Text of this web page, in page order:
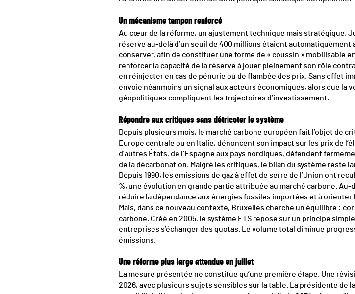
Un mécanisme tampon renforcé
Au cœur de la réforme, un ajustement technique mais stratégique.
réserve au-delà d’un seuil de 400 millions étaient automatiquement
conserver, afin de constituer une forme de « coussin » mobilisable
renforcer la capacité de la réserve à jouer pleinement son rôle
en réinjecter en cas de pénurie ou de flambée des prix. Sans effet
envoie néanmoins un signal aux acteurs économiques, alors que la
géopolitiques compliquent les trajectoires d’investissement.
Répondre aux critiques sans détricoter le système
Depuis plusieurs mois, le marché carbone européen fait l’objet de
Europe centrale ou en Italie, dénoncent son impact sur les prix de
d’autres États, de l’Espagne aux pays nordiques, défendent
de la décarbonation. Malgré les critiques, le bilan du système reste
Depuis 1990, les émissions de gaz à effet de serre de l’Union ont
%, une évolution en grande partie attribuée au marché carbone. Au-
réduire la dépendance aux énergies fossiles importées et à
Mais, dans ce nouveau contexte, Bruxelles cherche un équilibre :
carbone. Créé en 2005, le système ETS repose sur un principe
entreprises s’échanger des quotas. Le volume total diminue
émissions.
Une réforme plus large attendue en juillet
La mesure présentée ne constitue qu’une première étape. Une
2026, avec plusieurs sujets sensibles sur la table. La présidente de